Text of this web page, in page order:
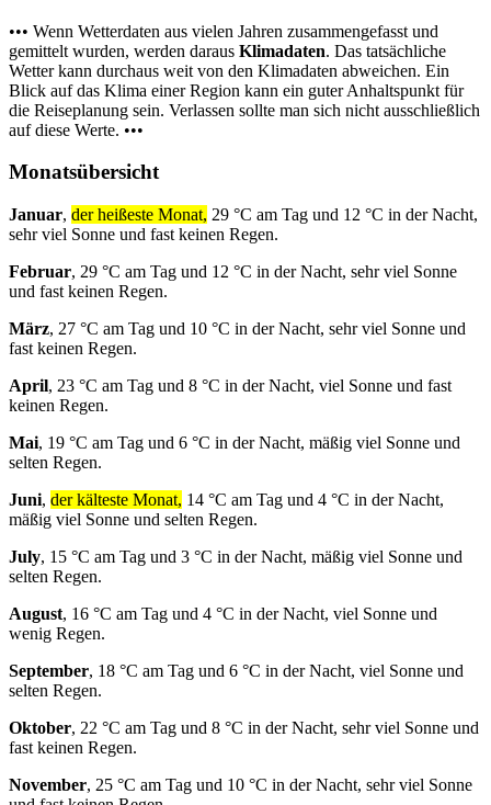
••• Wenn Wetterdaten aus vielen Jahren zusammengefasst und
gemittelt wurden, werden daraus Klimadaten. Das tatsächliche
Wetter kann durchaus weit von den Klimadaten abweichen. Ein
Blick auf das Klima einer Region kann ein guter Anhaltspunkt für
die Reiseplanung sein. Verlassen sollte man sich nicht ausschließlich
auf diese Werte. •••
Monatsübersicht
Januar, der heißeste Monat, 29 °C am Tag und 12 °C in der Nacht,
sehr viel Sonne und fast keinen Regen.
Februar, 29 °C am Tag und 12 °C in der Nacht, sehr viel Sonne
und fast keinen Regen.
März, 27 °C am Tag und 10 °C in der Nacht, sehr viel Sonne und
fast keinen Regen.
April, 23 °C am Tag und 8 °C in der Nacht, viel Sonne und fast
keinen Regen.
Mai, 19 °C am Tag und 6 °C in der Nacht, mäßig viel Sonne und
selten Regen.
Juni, der kälteste Monat, 14 °C am Tag und 4 °C in der Nacht,
mäßig viel Sonne und selten Regen.
July, 15 °C am Tag und 3 °C in der Nacht, mäßig viel Sonne und
selten Regen.
August, 16 °C am Tag und 4 °C in der Nacht, viel Sonne und
wenig Regen.
September, 18 °C am Tag und 6 °C in der Nacht, viel Sonne und
selten Regen.
Oktober, 22 °C am Tag und 8 °C in der Nacht, sehr viel Sonne und
fast keinen Regen.
November, 25 °C am Tag und 10 °C in der Nacht, sehr viel Sonne